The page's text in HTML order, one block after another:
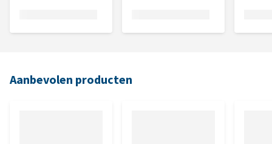
Aanbevolen producten